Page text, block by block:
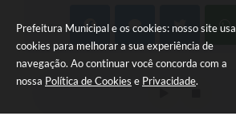
Prefeitura Municipal e os cookies: nosso site usa
cookies para melhorar a sua experiência de
navegação. Ao continuar você concorda com a
nossa Política de Cookies e Privacidade.